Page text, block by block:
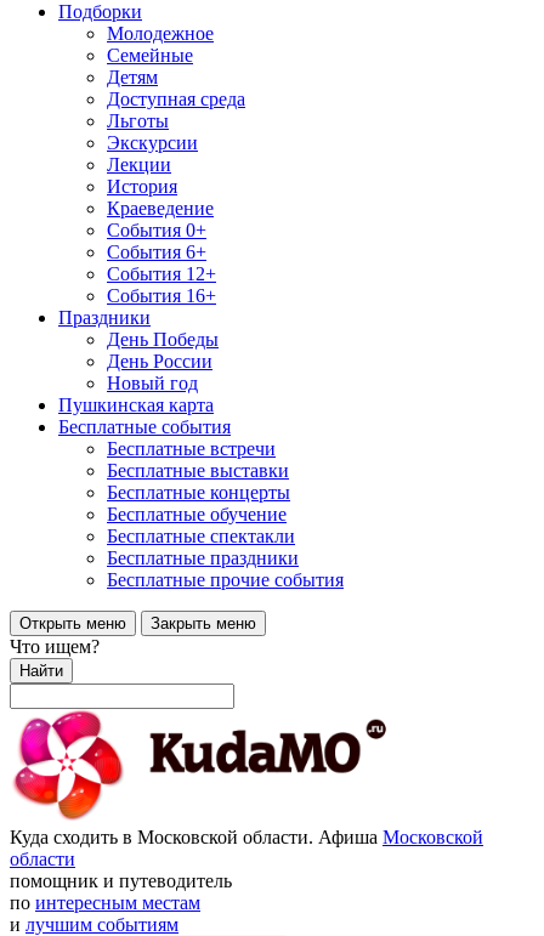
Подборки
Молодежное
Семейные
Детям
Доступная среда
Льготы
Экскурсии
Лекции
История
Краеведение
События 0+
События 6+
События 12+
События 16+
Праздники
День Победы
День России
Новый год
Пушкинская карта
Бесплатные события
Бесплатные встречи
Бесплатные выставки
Бесплатные концерты
Бесплатные обучение
Бесплатные спектакли
Бесплатные праздники
Бесплатные прочие события
Открыть меню Закрыть меню
Что ищем?
Найти
Куда сходить в Московской области. Афиша Московской
области
помощник и путеводитель
по интересным местам
и лучшим событиям